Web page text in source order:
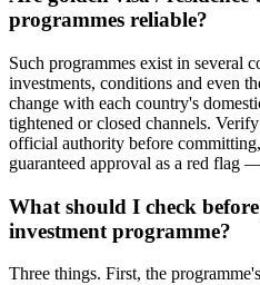
programmes reliable?
Such programmes exist in several
investments, conditions and even
change with each country's
tightened or closed channels.
official authority before
guaranteed approval as a red flag
What should I check
investment programme?
Three things. First, the